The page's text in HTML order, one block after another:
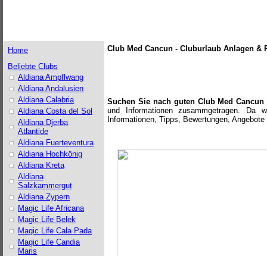
Home
Beliebte Clubs
Aldiana Ampflwang
Aldiana Andalusien
Aldiana Calabria
Aldiana Costa del Sol
Aldiana Djerba
Atlantide
Aldiana Fuerteventura
Aldiana Hochkönig
Aldiana Kreta
Aldiana
Salzkammergut
Aldiana Zypern
Magic Life Africana
Magic Life Belek
Magic Life Cala Pada
Magic Life Candia
Maris
Club Med Cancun - Cluburlaub Anlagen &
Suchen Sie nach guten Club Med
und Informationen zusammgetragen.
Informationen, Tipps, Bewertungen,